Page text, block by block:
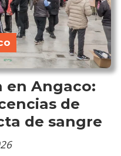
en Angaco:
de
de sangre